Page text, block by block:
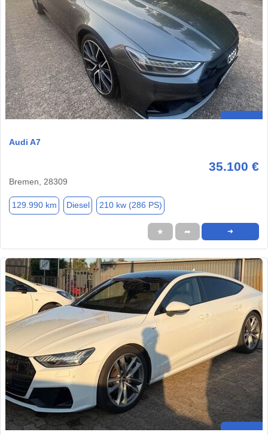
Audi A7
35.100 €
Bremen, 28309
129.990 km Diesel 210 kw (286 PS)
★ ➦ ➜